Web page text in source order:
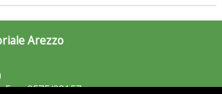
Arezzo
Fax: 0575/28157